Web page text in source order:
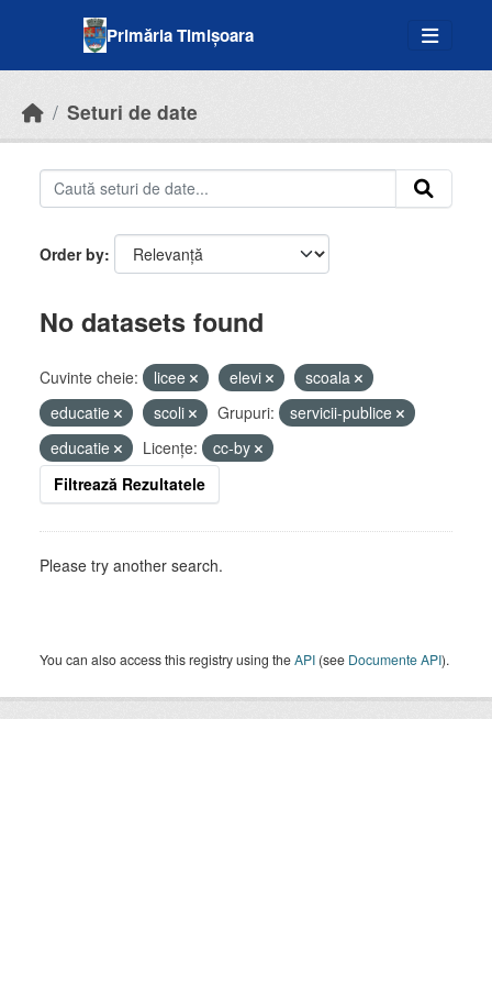
Primăria Timișoara
Seturi de date
Order by
No datasets found
Cuvinte cheie: licee elevi
scoala
educatie
scoli Grupuri:
servicii-publice
educatie
Licenţe:
cc-by
Filtrează Rezultatele
Please try another search.
You can also access this registry using theAPI (see Documente API).